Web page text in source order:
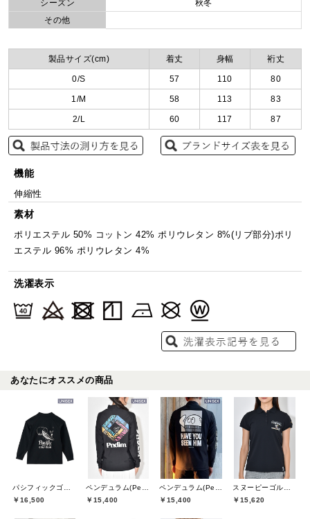
シーズン
秋冬
その他
製品サイズ(cm) 着丈 身幅 裄丈
0/S 57 110 80
1/M 58 113 83
2/L 60 117 87
機能
伸縮性
素材
ポリエステル 50% コットン 42% ポリウレタン 8%(リブ部分)ポリ
エステル 96% ポリウレタン 4%
洗濯表示
あなたにオススメの商品
￥16,500
￥15,400
￥15,400
￥15,620